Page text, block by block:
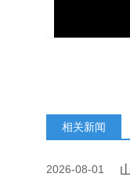
相关新闻
2026-08-01